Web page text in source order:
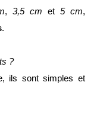
, 3,5 cm et 5 cm,
.
?
ils sont simples et